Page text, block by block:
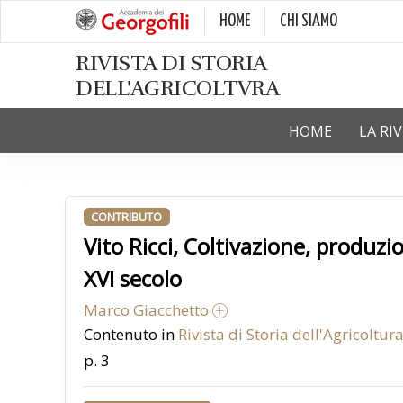
HOME CHI SIAMO
RIVISTA DI STORIA
DELL'AGRICOLTVRA
HOME LA
CONTRIBUTO
Vito Ricci, Coltivazione,
XVI secolo
Marco Giacchetto
Contenuto in Rivista di Storia
p. 3